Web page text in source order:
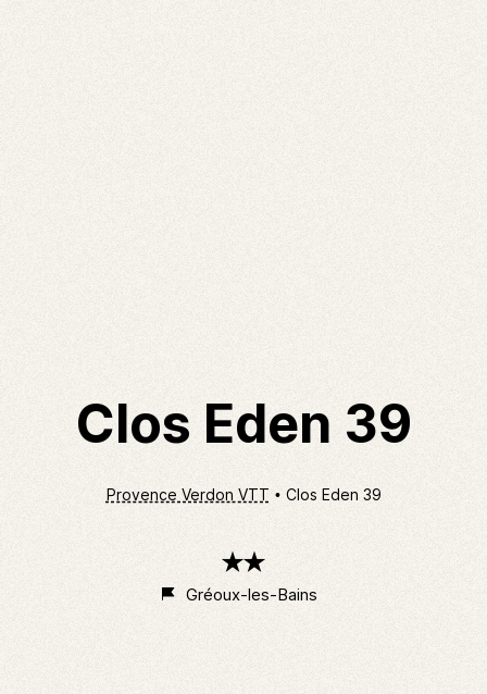
Clos Eden 39
Provence Verdon VTT Clos Eden 39
étoiles
Gréoux-les-Bains